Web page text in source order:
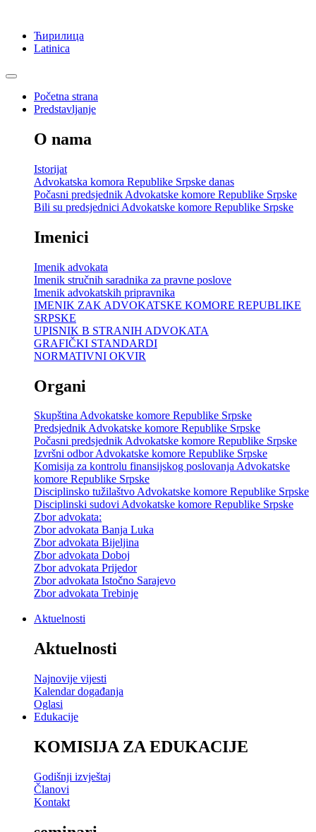
Ћирилица
Latinica
Početna strana
Predstavljanje
O nama
Istorijat
Advokatska komora Republike Srpske danas
Počasni predsjednik Advokatske komore Republike Srpske
Bili su predsjednici Advokatske komore Republike Srpske
Imenici
Imenik advokata
Imenik stručnih saradnika za pravne poslove
Imenik advokatskih pripravnika
IMENIK ZAK ADVOKATSKE KOMORE REPUBLIKE
SRPSKE
UPISNIK B STRANIH ADVOKATA
GRAFIČKI STANDARDI
NORMATIVNI OKVIR
Organi
Skupština Advokatske komore Republike Srpske
Predsjednik Advokatske komore Republike Srpske
Počasni predsjednik Advokatske komore Republike Srpske
Izvršni odbor Advokatske komore Republike Srpske
Komisija za kontrolu finansijskog poslovanja Advokatske
komore Republike Srpske
Disciplinsko tužilaštvo Advokatske komore Republike Srpske
Disciplinski sudovi Advokatske komore Republike Srpske
Zbor advokata:
Zbor advokata Banja Luka
Zbor advokata Bijeljina
Zbor advokata Doboj
Zbor advokata Prijedor
Zbor advokata Istočno Sarajevo
Zbor advokata Trebinje
Aktuelnosti
Aktuelnosti
Najnovije vijesti
Kalendar događanja
Oglasi
Edukacije
KOMISIJA ZA EDUKACIJE
Godišnji izvještaj
Članovi
Kontakt